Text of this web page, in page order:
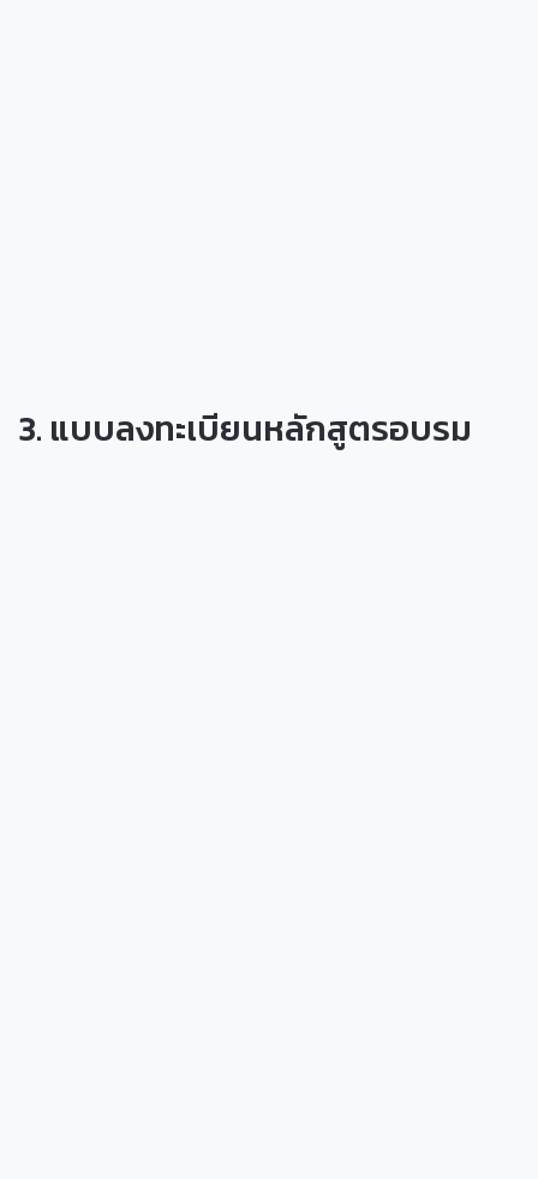
3. แบบลงทะเบียนหลักสูตรอบรม